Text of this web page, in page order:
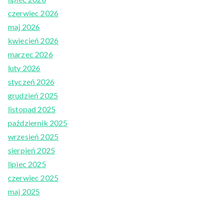
czerwiec 2026
maj 2026
kwiecień 2026
marzec 2026
luty 2026
styczeń 2026
grudzień 2025
listopad 2025
październik 2025
wrzesień 2025
sierpień 2025
lipiec 2025
czerwiec 2025
maj 2025